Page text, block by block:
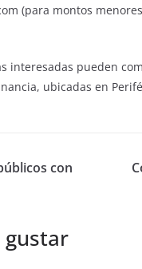
(para montos
interesadas pueden
ubicadas en
con
gustar